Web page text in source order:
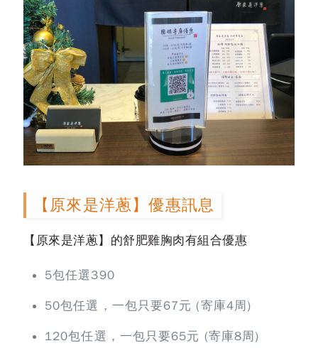
【原來是洋蔥】優惠訊息
【原來是洋蔥】的舒肥雞胸肉有組合優惠
5包任選390
50包任選，一包只要67元 (寄庫4周)
120包任選，一包只要65元 (寄庫8周)